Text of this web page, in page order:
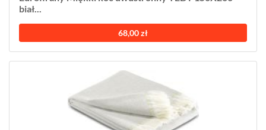
biał...
68,00 zł